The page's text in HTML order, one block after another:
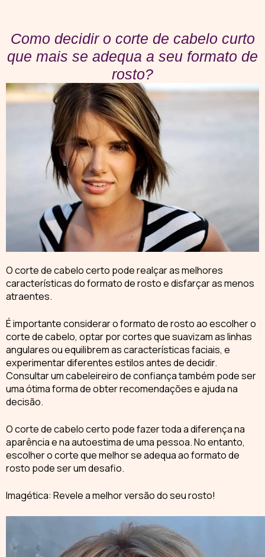
Como decidir o corte de cabelo curto
que mais se adequa a seu formato de
rosto?
Ocorte de cabelocerto pode realçar as melhores
características do formato de rosto e disfarçar as menos
atraentes.
É importante considerar oformato de rostoao escolher o
corte de cabelo, optar por cortes que suavizam as linhas
angulares ou equilibrem as características faciais, e
experimentar diferentes estilos antes de decidir.
Consultar um cabeleireiro de confiança também pode ser
uma ótima forma de obter recomendações e ajuda na
decisão.
Ocorte de cabelocerto pode fazer toda a diferença na
aparência e na autoestima de uma pessoa. No entanto,
escolher o corte que melhor se adequa ao formato de
rosto pode ser um desafio.
Imagética: Revele a melhor versão do seu rosto!